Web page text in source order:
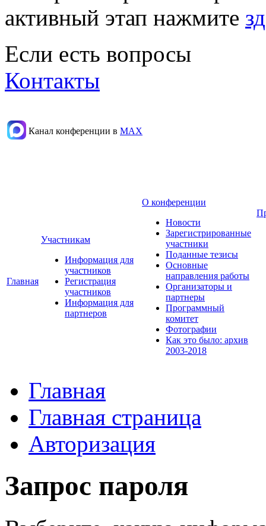
активный этап нажмите
Если есть вопросы
Контакты
Канал конференции в МАХ
Главная
Участникам
Информация для
участников
Регистрация
участников
Информация для
партнеров
О конференции
Новости
Зарегистрированные
участники
Поданные тезисы
Основные
направления работы
Организаторы и
партнеры
Программный
комитет
Фотографии
Как это было: архив
2003-2018
Главная
Главная страница
Авторизация
Запрос пароля